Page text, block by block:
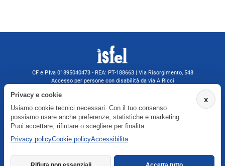
CF e P.Iva 01895040473 - REA: PT-188663 | Via Risorgimento, 548
Accesso per persone con disabilità da via A.Ricci
isfel@pec.it
Informativa privacy
Agenzia formativa iscritta a Formatemp
x
Privacy e cookie
Usiamo cookie tecnici necessari. Con il tuo consenso
possiamo usare anche preferenze, statistiche e marketing.
Puoi accettare, rifiutare o scegliere per finalita.
Privacy policyCookie policyAccessibilita